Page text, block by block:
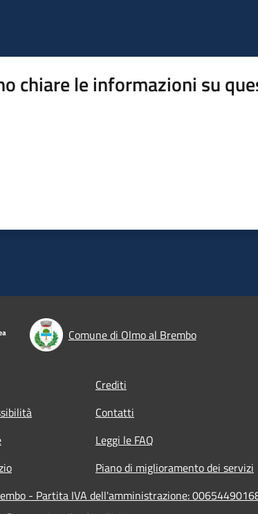
chiare le informazioni su
Comune di Olmo al Brembo
Crediti
Contatti
Leggi le FAQ
Piano di miglioramento dei servizi
- Partita IVA dell'amministrazione: